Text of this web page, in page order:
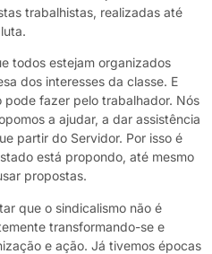
trabalhistas, realizadas até
todos estejam organizados
dos interesses da classe. E
pode fazer pelo trabalhador. Nós
a ajudar, a dar assistência
partir do Servidor. Por isso é
está propondo, até mesmo
propostas.
que o sindicalismo não é
transformando-se e
e ação. Já tivemos épocas